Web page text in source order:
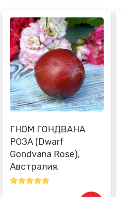
ГНОМ ГОНДВАНА
РОЗА (Dwarf
Gondvana Rose),
Австралия.